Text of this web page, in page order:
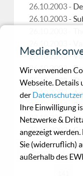
26.10.2003 -
26.10.2003 -
26.10.2003 -
26.10.2003 -
25.10.2003 -
24.10.2003 -
23.10.2003 -
23.10.2003 -
22.10.2003 -
← Zurück
Wir verwenden
Webseite. Details
der
Ihre Einwilligung
Netzwerke &
angezeigt
Sie (widerruflich)
außerhalb des